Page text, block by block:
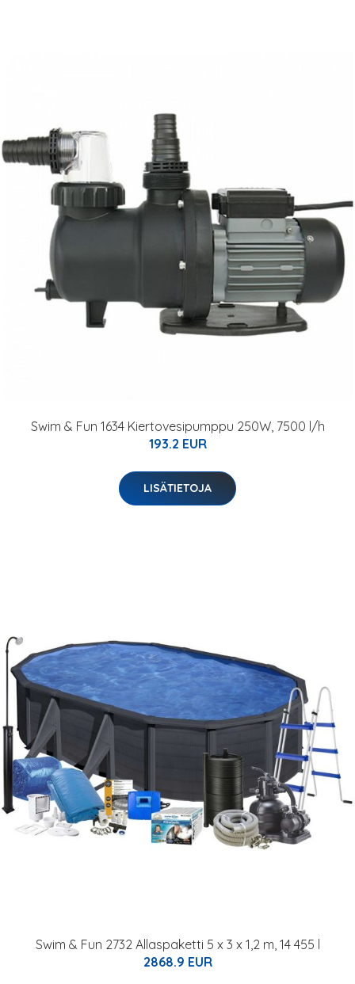
Swim & Fun 1634 Kiertovesipumppu 250W, 7500 l/h
193.2 EUR
LISÄTIETOJA
Swim & Fun 2732 Allaspaketti 5 x 3 x 1,2 m, 14 455 l
2868.9 EUR